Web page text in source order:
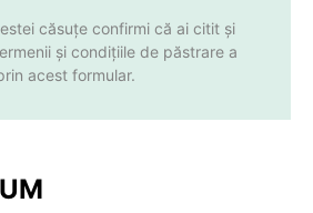
căsuțe confirmi că ai citit și
și condițiile de păstrare a
acest formular.